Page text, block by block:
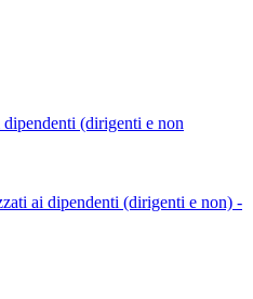
(dirigenti e non
ai dipendenti (dirigenti e non) -